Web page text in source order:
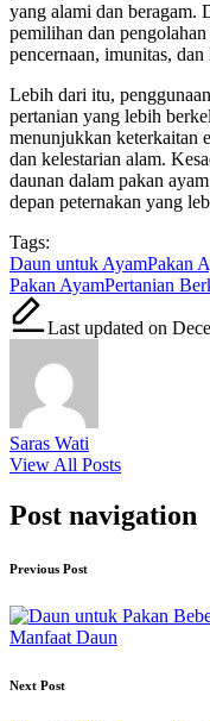
yang alami dan beragam.
pemilihan dan
pencernaan, imunitas,
Lebih dari itu,
pertanian yang lebih
menunjukkan keterkaitan
dan kelestarian alam.
daunan dalam pakan
depan peternakan yang
Tags:
Daun untuk AyamPakan
Pakan AyamPertanian
Last updated on
Saras Wati
View All Posts
Post navigation
Previous Post
Manfaat Daun
Next Post